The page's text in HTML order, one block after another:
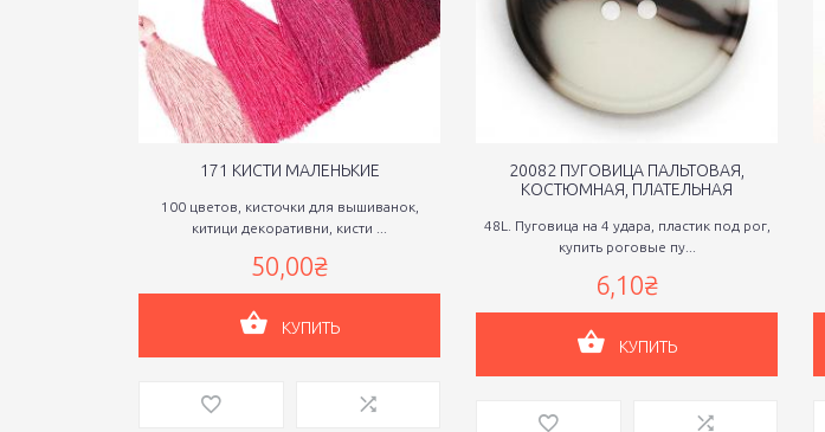
171 КИСТИ МАЛЕНЬКИЕ
100 цветов, кисточки для вышиванок,
китици декоративни, кисти ...
50,00₴
КУПИТЬ
20082 ПУГОВИЦА ПАЛЬТОВАЯ,
КОСТЮМНАЯ, ПЛАТЕЛЬНАЯ
48L. Пуговица на 4 удара, пластик под рог,
купить роговые пу...
6,10₴
КУПИТЬ